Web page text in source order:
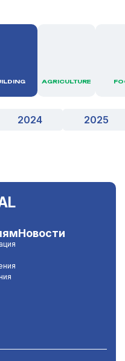
AGRICULTURE
2024 2025
Новости